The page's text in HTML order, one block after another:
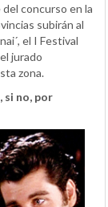
concurso en la
subirán al
el I Festival
jurado
zona.
si no, por